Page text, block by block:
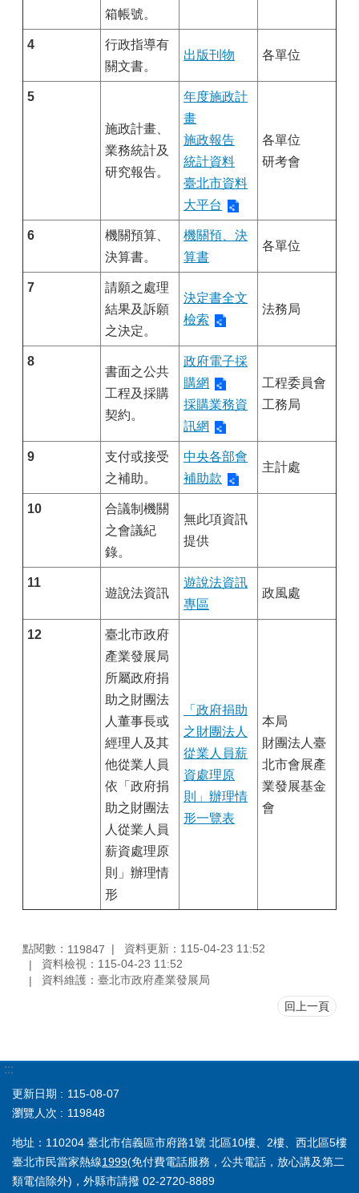
箱帳號。
4
行政指導有
關文書。
出版刊物 各單位
5
施政計畫、
業務統計及
研究報告。
年度施政計
畫
施政報告
統計資料
臺北市資料
大平台
各單位
研考會
6
機關預算、
決算書。
機關預、決
算書
各單位
7
請願之處理
結果及訴願
之決定。
決定書全文
檢索
法務局
8
書面之公共
工程及採購
契約。
政府電子採
購網
採購業務資
訊網
工程委員會
工務局
9
支付或接受
之補助。
中央各部會
補助款
主計處
10
合議制機關
之會議紀
錄。
無此項資訊
提供
11
遊說法資訊
遊說法資訊
專區
政風處
12
臺北市政府
產業發展局
所屬政府捐
助之財團法
人董事長或
經理人及其
他從業人員
依「政府捐
助之財團法
人從業人員
薪資處理原
則」辦理情
形
「政府捐助
之財團法人
從業人員薪
資處理原
則」辦理情
形一覽表
本局
財團法人臺
北市會展產
業發展基金
會
點閱數： 119847
資料更新：115-04-23 11:52
資料檢視：115-04-23 11:52
資料維護：臺北市政府產業發展局
回上一頁
:::
更新日期
115-08-07
瀏覽人次
119848
地址：110204 臺北市信義區市府路1號 北區10樓、2樓、西北區5樓
臺北市民當家熱線1999(免付費電話服務，公共電話，放心講及第二
類電信除外)，外縣市請撥 02-2720-8889